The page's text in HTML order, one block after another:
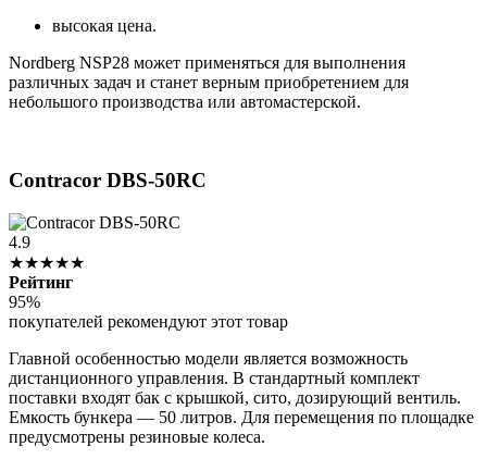
высокая цена.
Nordberg NSP28 может применяться для выполнения
различных задач и станет верным приобретением для
небольшого производства или автомастерской.
Contracor DBS-50RC
4.9
★★★★★
Рейтинг
95%
покупателей рекомендуют этот товар
Главной особенностью модели является возможность
дистанционного управления. В стандартный комплект
поставки входят бак с крышкой, сито, дозирующий вентиль.
Емкость бункера — 50 литров. Для перемещения по площадке
предусмотрены резиновые колеса.